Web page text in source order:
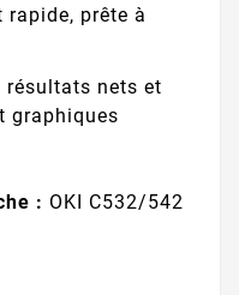
rapide, prête à
résultats nets et
graphiques
: OKI C532/542